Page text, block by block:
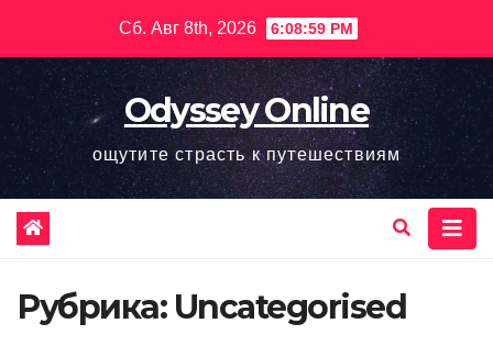
содержимому
Сб. Авг 8th, 2026 6:09:00 PM
Odyssey Online
ощутите страсть к путешествиям
Рубрика: Uncategorised